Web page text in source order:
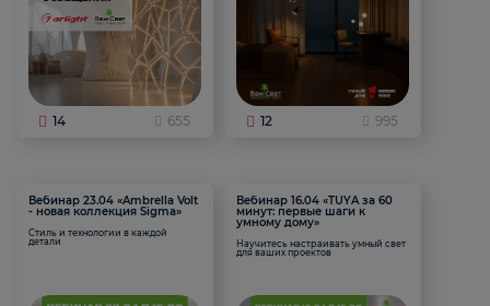
14 655 12 995
Вебинар 23.04 «Ambrella Volt
- новая коллекция Sigma»
Стиль и технологии в каждой
детали
Вебинар 16.04 «TUYA за 60
минут: первые шаги к
умному дому»
Научитесь настраивать умный свет
для ваших проектов